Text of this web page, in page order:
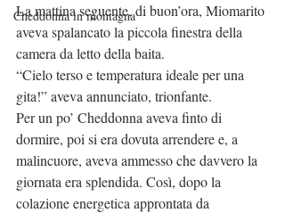
Cheddonna in montagna
La mattina seguente, di buon’ora, Miomarito
aveva spalancato la piccola finestra della
camera da letto della baita.
“Cielo terso e temperatura ideale per una
gita!” aveva annunciato, trionfante.
Per un po’ Cheddonna aveva finto di
dormire, poi si era dovuta arrendere e, a
malincuore, aveva ammesso che davvero la
giornata era splendida. Così, dopo la
colazione energetica approntata da